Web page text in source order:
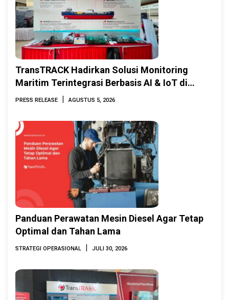
TransTRACK Hadirkan Solusi Monitoring
Maritim Terintegrasi Berbasis AI & IoT di
Indonesia Marine & Offshore Expo (IMOX)
PRESS RELEASE | AGUSTUS 5, 2026
Panduan Perawatan Mesin Diesel Agar Tetap
Optimal dan Tahan Lama
STRATEGI OPERASIONAL | JULI 30, 2026